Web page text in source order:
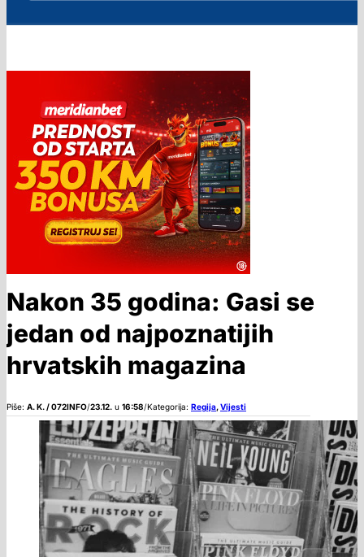
Nakon 35 godina: Gasi se
jedan od najpoznatijih
hrvatskih magazina
Piše: A. K. / 072INFO/23.12. u 16:58/Kategorija: Regija,Vijesti